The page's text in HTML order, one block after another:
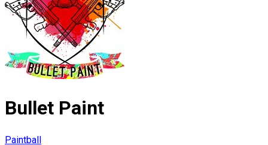
Bullet Paint
Paintball